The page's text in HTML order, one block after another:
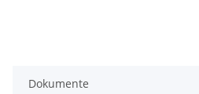
Dokumente